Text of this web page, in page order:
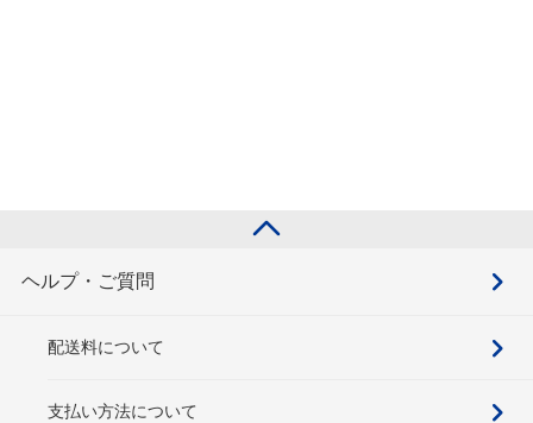
ヘルプ・ご質問
配送料について
支払い方法について